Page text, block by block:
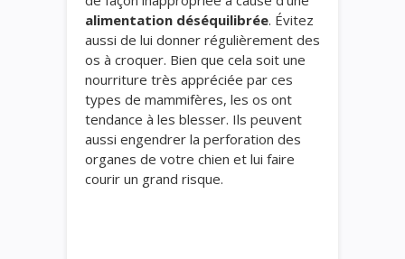
alimentation déséquilibrée. Évitez
aussi de lui donner régulièrement des
os à croquer. Bien que cela soit une
nourriture très appréciée par ces
types de mammifères, les os ont
tendance à les blesser. Ils peuvent
aussi engendrer la perforation des
organes de votre chien et lui faire
courir un grand risque.